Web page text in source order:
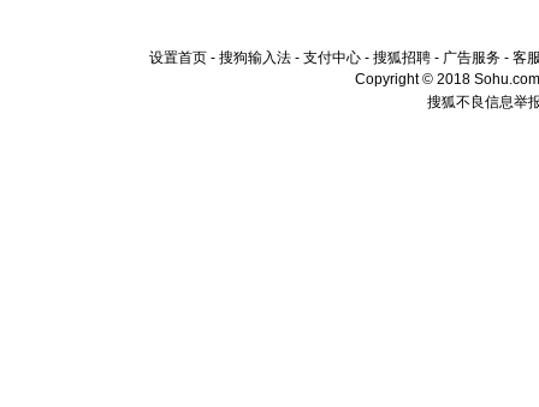
设置首页 - 搜狗输入法 - 支付中心 - 搜狐招聘 - 广告服务 - 客
Copyright © 2018
搜狐不良信息举